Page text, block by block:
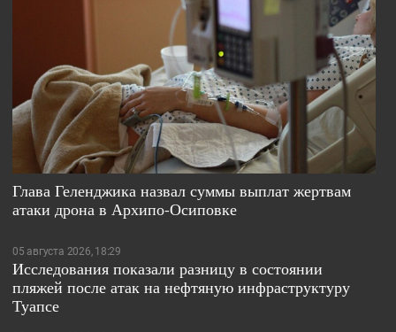
Глава Геленджика назвал суммы выплат жертвам
атаки дрона в Архипо-Осиповке
05 августа 2026, 18:29
Исследования показали разницу в состоянии
пляжей после атак на нефтяную инфраструктуру
Туапсе